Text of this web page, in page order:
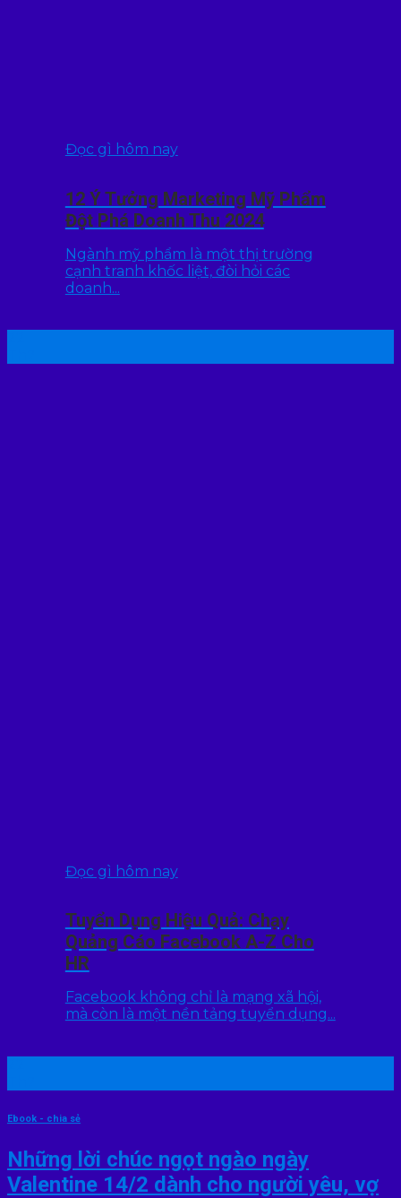
Đọc gì hôm nay
12 Ý Tưởng Marketing Mỹ Phẩm
Đột Phá Doanh Thu 2024
Ngành mỹ phẩm là một thị trường
cạnh tranh khốc liệt, đòi hỏi các
doanh...
Đọc gì hôm nay
Tuyển Dụng Hiệu Quả: Chạy
Quảng Cáo Facebook A-Z Cho
HR
Facebook không chỉ là mạng xã hội,
mà còn là một nền tảng tuyển dụng...
Ebook - chia sẻ
Những lời chúc ngọt ngào ngày
Valentine 14/2 dành cho người yêu, vợ